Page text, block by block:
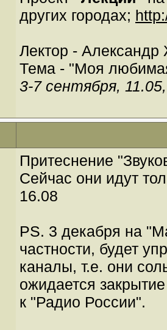
других городах;
Лектор -
Тема - "Моя
3-7 сентября,
Притеснение
Сейчас они идут
16.08
PS. 3 декабря на
частности, будет
каналы, т.е. они
ожидается
к "Радио России".